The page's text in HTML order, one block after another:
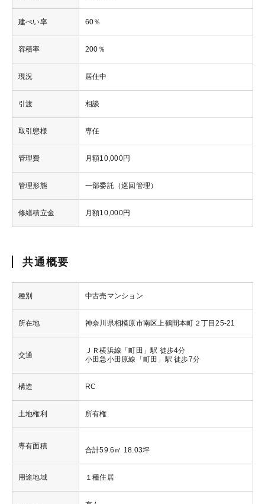
建ぺい率 60％
容積率 200％
現況 居住中
引渡 相談
取引態様 専任
管理費 月額10,000円
管理形態 一部委託（巡回管理）
修繕積立金 月額10,000円
共通概要
種別 中古売マンション
所在地 神奈川県相模原市南区上鶴間本町２丁目25-21
交通
ＪＲ横浜線「町田」駅 徒歩4分
小田急小田原線「町田」駅 徒歩7分
構造 RC
土地権利 所有権
専有面積
合計59.6㎡ 18.03坪
用途地域 １種住居